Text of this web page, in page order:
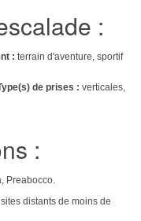
:
: terrain d'aventure, sportif
de prises : verticales,
:
Preabocco.
distants de moins de